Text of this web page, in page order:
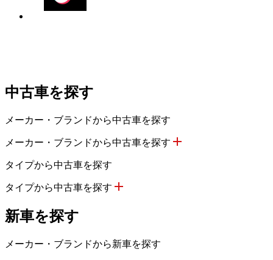
中古車を探す
メーカー・ブランドから中古車を探す
メーカー・ブランドから中古車を探す
タイプから中古車を探す
タイプから中古車を探す
新車を探す
メーカー・ブランドから新車を探す